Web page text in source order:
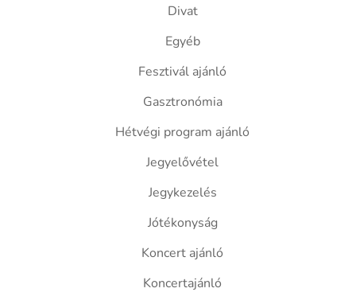
Divat
Egyéb
Fesztivál ajánló
Gasztronómia
Hétvégi program ajánló
Jegyelővétel
Jegykezelés
Jótékonyság
Koncert ajánló
Koncertajánló